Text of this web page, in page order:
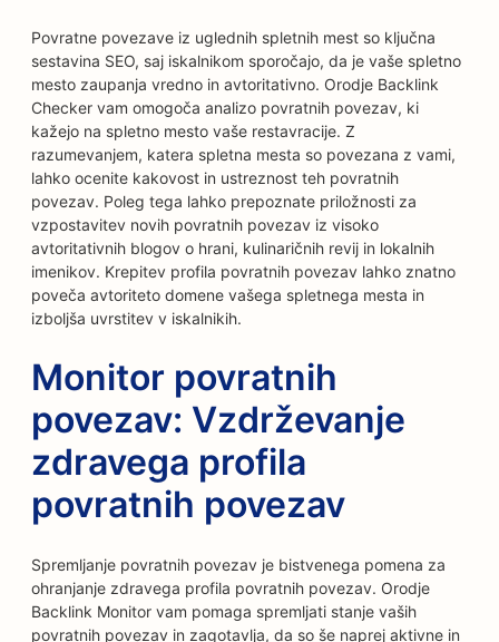
Povratne povezave iz uglednih spletnih mest so ključna
sestavina SEO, saj iskalnikom sporočajo, da je vaše spletno
mesto zaupanja vredno in avtoritativno. Orodje Backlink
Checker vam omogoča analizo povratnih povezav, ki
kažejo na spletno mesto vaše restavracije. Z
razumevanjem, katera spletna mesta so povezana z vami,
lahko ocenite kakovost in ustreznost teh povratnih
povezav. Poleg tega lahko prepoznate priložnosti za
vzpostavitev novih povratnih povezav iz visoko
avtoritativnih blogov o hrani, kulinaričnih revij in lokalnih
imenikov. Krepitev profila povratnih povezav lahko znatno
poveča avtoriteto domene vašega spletnega mesta in
izboljša uvrstitev v iskalnikih.
Monitor povratnih
povezav: Vzdrževanje
zdravega profila
povratnih povezav
Spremljanje povratnih povezav je bistvenega pomena za
ohranjanje zdravega profila povratnih povezav. Orodje
Backlink Monitor vam pomaga spremljati stanje vaših
povratnih povezav in zagotavlja, da so še naprej aktivne in